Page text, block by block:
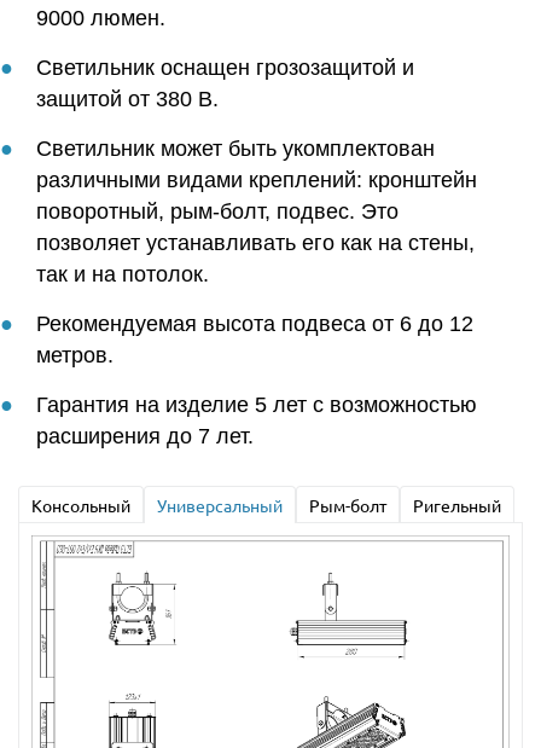
9000 люмен.
Светильник оснащен грозозащитой и
защитой от 380 В.
Светильник может быть укомплектован
различными видами креплений: кронштейн
поворотный, рым-болт, подвес. Это
позволяет устанавливать его как на стены,
так и на потолок.
Рекомендуемая высота подвеса от 6 до 12
метров.
Гарантия на изделие 5 лет с возможностью
расширения до 7 лет.
Консольный Универсальный Рым-болт Ригельный